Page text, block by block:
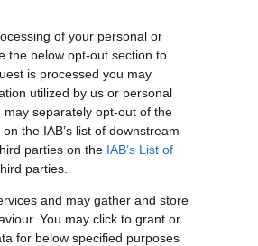
of your personal or
the below opt-out section to
is processed you may
utilized by us or personal
separately opt-out of the
the IAB’s list of downstream
parties on the IAB’s List of
parties.
and may gather and store
You may click to grant or
for below specified purposes